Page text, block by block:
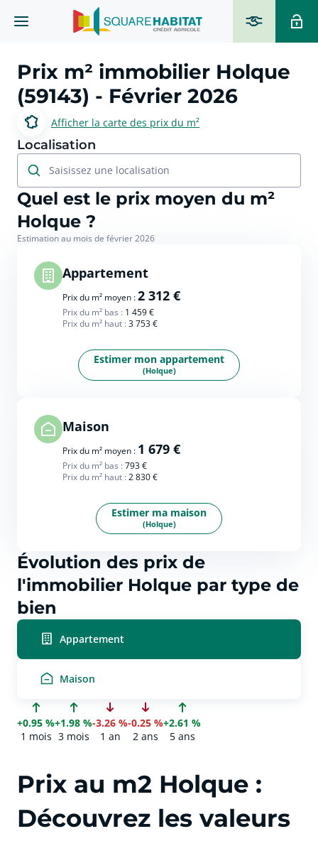
Prix m² immobilier Holque
(59143) - Février 2026
Afficher la carte des prix du m²
Localisation
Saisissez une localisation
Quel est le prix moyen du m²
Holque ?
Estimation au mois de février 2026
Appartement
Prix du m² moyen :2 312 €
Prix du m² bas : 1 459 €
Prix du m² haut :3 753 €
Estimer mon appartement
(Holque)
Maison
Prix du m² moyen : 1 679 €
Prix du m² bas :793 €
Prix du m² haut :2 830 €
Estimer ma maison
(Holque)
Évolution des prix de
l'immobilier Holque par type de
bien
Appartement
Maison
+0.95 %
1 mois
+1.98 %
3 mois
-3.26 %
1 an
-0.25 %
2 ans
+2.61 %
5 ans
Prix au m2 Holque :
Découvrez les valeurs